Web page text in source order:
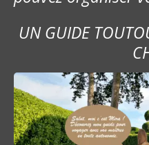
UN GUIDE